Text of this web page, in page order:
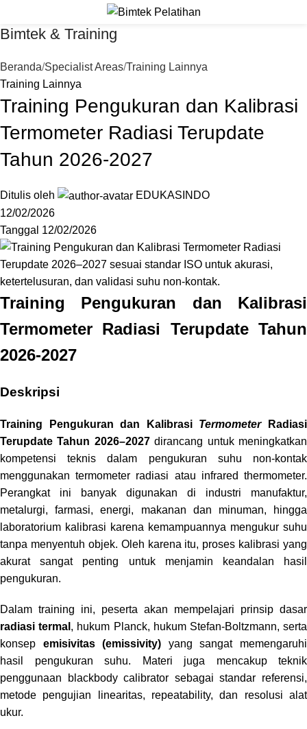
Bimtek & Training
Beranda Specialist Areas Training Lainnya
Training Lainnya
Training Pengukuran dan Kalibrasi
Termometer Radiasi Terupdate
Tahun 2026-2027
Ditulis oleh
EDUKASINDO
12/02/2026
Tanggal 12/02/2026
Training Pengukuran dan Kalibrasi
Termometer Radiasi Terupdate Tahun
2026-2027
Deskripsi
Training Pengukuran dan Kalibrasi Termometer
Radiasi
Terupdate Tahun 2026–2027dirancang untuk meningkatkan
kompetensi teknis dalam pengukuran suhu non-kontak
menggunakan termometer radiasi atau infrared thermometer.
Perangkat ini banyak digunakan di industri manufaktur,
metalurgi, farmasi, energi, makanan dan minuman, hingga
laboratorium kalibrasi karena kemampuannya mengukur suhu
tanpa menyentuh objek. Oleh karena itu, proses kalibrasi yang
akurat sangat penting untuk menjamin keandalan hasil
pengukuran.
Dalam training ini, peserta akan mempelajari prinsip dasar
radiasi termal , hukum Planck, hukum Stefan-Boltzmann, serta
konsep emisivitas (emissivity) yang sangat memengaruhi
hasil pengukuran suhu. Materi juga mencakup teknik
penggunaan blackbody calibrator sebagai standar referensi,
metode pengujian linearitas, repeatability, dan resolusi alat
ukur.